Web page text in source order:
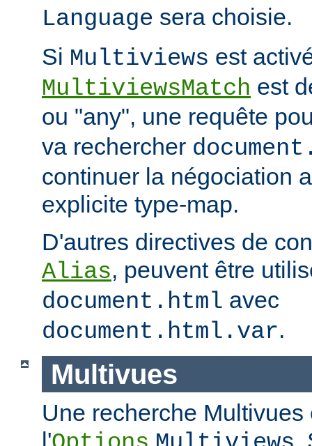
Language sera choisie.
Si Multiviews est
MultiviewsMatch est
ou "any", une requête
va rechercher
continuer la négociation
explicite type-map.
D'autres directives de
Alias, peuvent être
document.html avec
document.html.var.
Multivues
Une recherche
l'